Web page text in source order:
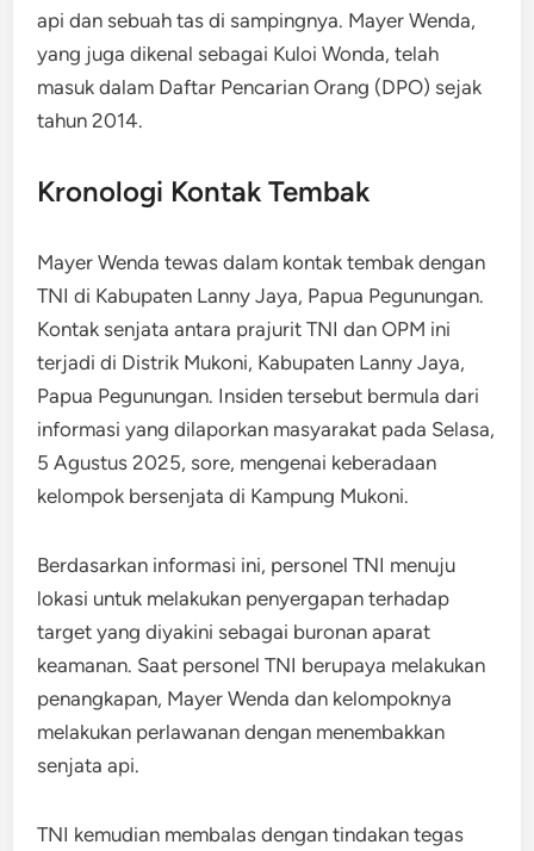
api dan sebuah tas di sampingnya. Mayer Wenda,
yang juga dikenal sebagai Kuloi Wonda, telah
masuk dalam Daftar Pencarian Orang (DPO) sejak
tahun 2014.
Kronologi Kontak Tembak
Mayer Wenda tewas dalam kontak tembak dengan
TNI di Kabupaten Lanny Jaya, Papua Pegunungan.
Kontak senjata antara prajurit TNI dan OPM ini
terjadi di Distrik Mukoni, Kabupaten Lanny Jaya,
Papua Pegunungan. Insiden tersebut bermula dari
informasi yang dilaporkan masyarakat pada Selasa,
5 Agustus 2025, sore, mengenai keberadaan
kelompok bersenjata di Kampung Mukoni.
Berdasarkan informasi ini, personel TNI menuju
lokasi untuk melakukan penyergapan terhadap
target yang diyakini sebagai buronan aparat
keamanan. Saat personel TNI berupaya melakukan
penangkapan, Mayer Wenda dan kelompoknya
melakukan perlawanan dengan menembakkan
senjata api.
TNI kemudian membalas dengan tindakan tegas